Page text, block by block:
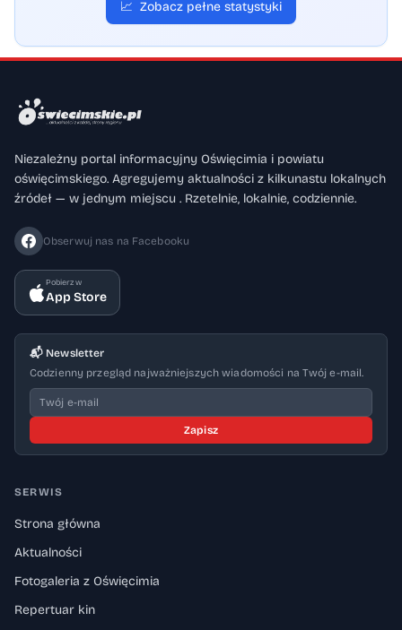
📈 Zobacz pełne statystyki
Niezależny portal informacyjny Oświęcimia i powiatu
oświęcimskiego. Agregujemy aktualności z kilkunastu lokalnych
źródeł — w jednym miejscu . Rzetelnie, lokalnie, codziennie.
Obserwuj nas na Facebooku
Pobierz w
App Store
📬 Newsletter
Codzienny przegląd najważniejszych wiadomości na Twój e-mail.
Zapisz
SERWIS
Strona główna
Aktualności
Fotogaleria z Oświęcimia
Repertuar kin